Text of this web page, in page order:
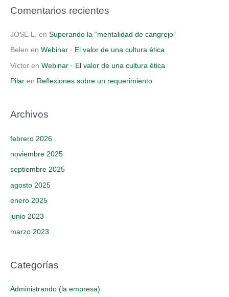
Comentarios recientes
JOSE L. en Superando la “mentalidad de cangrejo”
Belen en Webinar · El valor de una cultura ética
Víctor en Webinar · El valor de una cultura ética
Pilar en Reflexiones sobre un requerimiento
Archivos
febrero 2026
noviembre 2025
septiembre 2025
agosto 2025
enero 2025
junio 2023
marzo 2023
Categorías
Administrando (la empresa)